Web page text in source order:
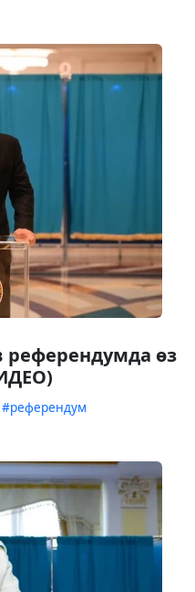
референдумда өз
#референдум